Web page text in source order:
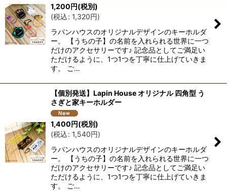
1,200円(税別)
(税込: 1,320円)
ラパンハウスのオリジナルデザインのキーホルダ
ー。 【うちの子】の名前を入れられる世界に一つ
だけのアクセサリーです♪ 記念品としてご満足い
ただけるように、1つ1つを丁寧に仕上げていきま
す。 ご…
【個別発送】Lapin House オリジナル 四角型 う
さぎと家キーホルダー
1,400円(税別)
(税込: 1,540円)
ラパンハウスのオリジナルデザインのキーホルダ
ー。 【うちの子】の名前を入れられる世界に一つ
だけのアクセサリーです♪ 記念品としてご満足い
ただけるように、1つ1つを丁寧に仕上げていきま
す。 ご…